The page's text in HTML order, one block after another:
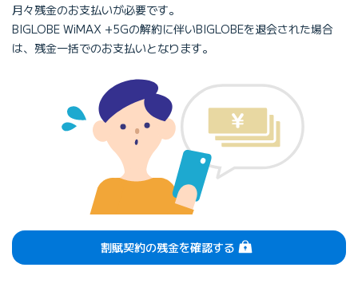
月々残金のお支払いが必要です。
BIGLOBE WiMAX +5Gの解約に伴いBIGLOBEを退会された場合
は、残金一括でのお支払いとなります。
割賦契約の残金を確認する（ログイン）